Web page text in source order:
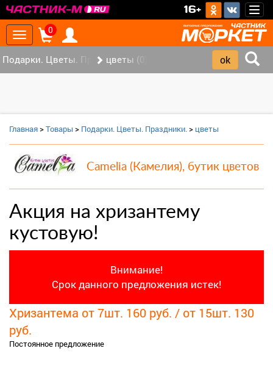
16+
Toggle
navigation
0
Подарки. Цветы. Праздники. (0)
цветы (0)
Главная>Товары > Подарки. Цветы. Праздники.> цветы
Camelia (Камелия), бутик цветов
Акция на хризантему
кустовую!
Внимание!
Срок данного предложения истек!
Хризантема от 7шт. 160 руб. / от 15шт. 130
руб.
Постоянное предложение